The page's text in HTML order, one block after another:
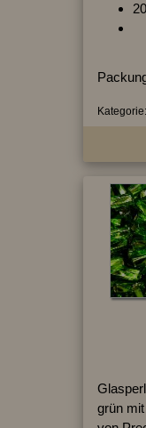
Kategorie:
grün